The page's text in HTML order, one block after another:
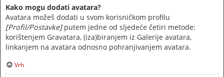
Kako mogu dodati avatara?
Avatara možeš dodati u svom korisničkom profilu
[Profil/Postavke]putem jedne od sljedeće četiri metode:
korištenjem Gravatara, (iza)biranjem iz Galerije avatara,
linkanjem na avatara odnosno pohranjivanjem avatara.
Vrh